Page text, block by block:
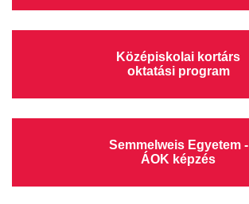
Középiskolai kortárs
oktatási program
Semmelweis Egyetem -
ÁOK képzés